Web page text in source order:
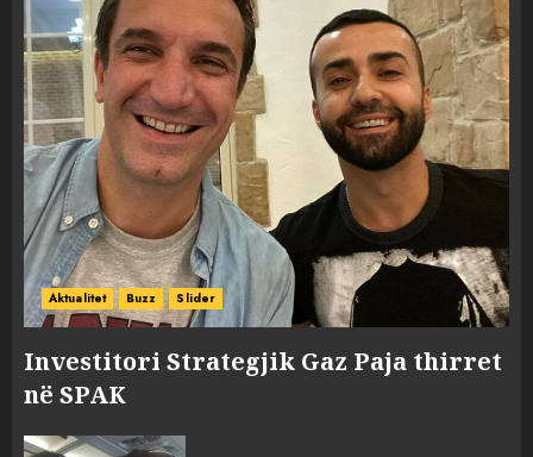
Aktualitet Buzz Slider
Investitori Strategjik Gaz Paja thirret
në SPAK